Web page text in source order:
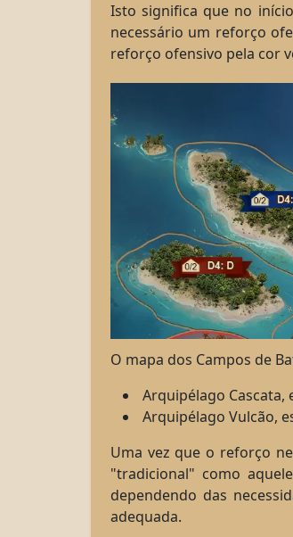
Isto significa que no
necessário um reforço
reforço ofensivo pela cor
O mapa dos Campos de
Arquipélago
Arquipélago Vulcão,
Uma vez que o reforço
"tradicional" como
dependendo das
adequada.